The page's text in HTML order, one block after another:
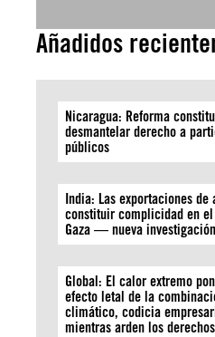
Añadidos
Nicaragua: Reforma
desmantelar derecho a
públicos
India: Las exportaciones
constituir complicidad en
Gaza — nueva investigación
Global: El calor extremo
efecto letal de la
climático, codicia
mientras arden los derechos